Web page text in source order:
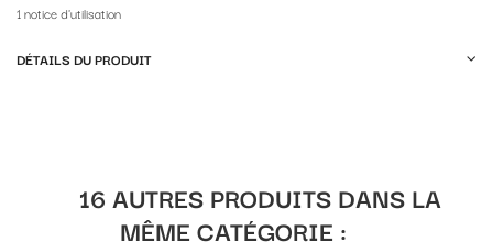
1 notice d'utilisation
DÉTAILS DU PRODUIT
16 AUTRES PRODUITS DANS LA
MÊME CATÉGORIE :